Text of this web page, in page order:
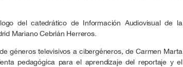
del catedrático de Información Audiovisual de la
Mariano Cebrián Herreros.
géneros televisivos a cibergéneros, de Carmen Marta
pedagógica para el aprendizaje del reportaje y el